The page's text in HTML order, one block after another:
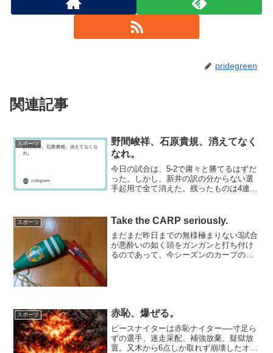
pridegreen
関連記事
スポーツ
野間峻祥、石原貴規、消えてなく
なれ。
今日の試合は、5-2で粛々と勝てるはずだ
った。しかし、新井の訳の分からない選
手起用で全て消えた。残ったものは4連
腹立たしくもならない。残るは無常感の
スポーツ Take the CARP seriously.
まだまだ昨日までの無様極まりない3試合
が悪酔いの如く頭をガンガンと打ち付け
るのであって、今シーズンのカープの論
スポーツ 赤恥、爆ぜる。
ピースナイターは赤恥ナイター──寸足ら
ずの選手、迷走采配、補強放棄、疑獄放
置。又木から6点しか取れず崩壊したオフ